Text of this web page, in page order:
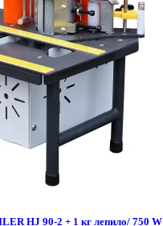
HJ 90-2 + ​​1 кг лепило/ 750 W